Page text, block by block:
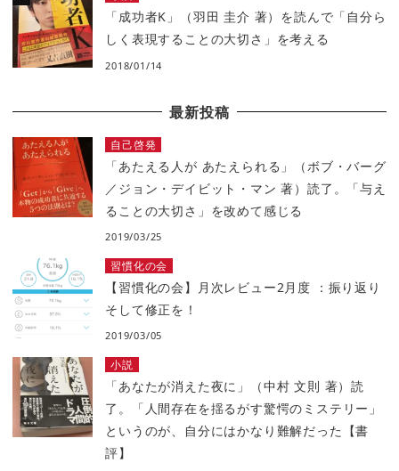
「成功者K」（羽田 圭介 著）を読んで「自分ら
しく表現することの大切さ」を考える
2018/01/14
最新投稿
自己啓発
「あたえる人が あたえられる」（ボブ・バーグ
／ジョン・デイビット・マン 著）読了。「与え
ることの大切さ」を改めて感じる
2019/03/25
習慣化の会
【習慣化の会】月次レビュー2月度 ：振り返り
そして修正を！
2019/03/05
小説
「あなたが消えた夜に」（中村 文則 著）読
了。「人間存在を揺るがす驚愕のミステリー」
というのが、自分にはかなり難解だった【書
評】